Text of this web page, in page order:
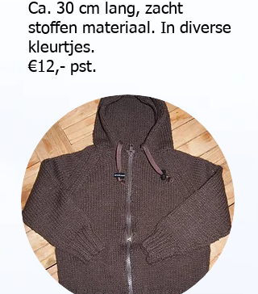
Ca. 30 cm lang, zacht
stoffen materiaal. In diverse
kleurtjes.
€12,- pst.